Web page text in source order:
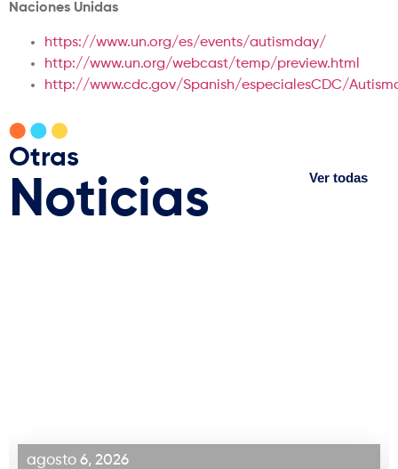
Naciones Unidas
https://www.un.org/es/events/autismday/
http://www.un.org/webcast/temp/preview.html
http://www.cdc.gov/Spanish/especialesCDC/
Otras
Noticias Ver todas
agosto 6, 2026